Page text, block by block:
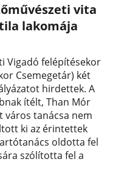
vita
lakomája
Vigadó felépítésekor
Csemegetár) két
hirdettek. A
ítélt, Than Mór
város tanácsa nem
ki az érintettek
oldotta fel
szólította fel a